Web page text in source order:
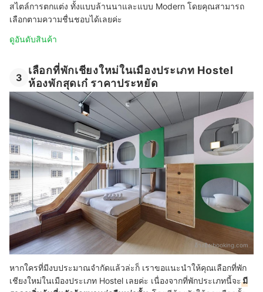
สไตล์การตกแต่ง ทั้งแบบล้านนาและแบบ Modern โดยคุณสามารถ
เลือกตามความชื่นชอบได้เลยค่ะ
ดูอันดับสินค้า
3
เลือกที่พักเชียงใหม่ในเมืองประเภท Hostel
ห้องพักสุดเก๋ ราคาประหยัด
อ้างอิง:booking.com
หากใครที่มีงบประมาณจำกัดแล้วล่ะก็ เราขอแนะนำให้คุณเลือกที่พัก
เชียงใหม่ในเมืองประเภท Hostel เลยค่ะ เนื่องจากที่พักประเภทนี้จะมี